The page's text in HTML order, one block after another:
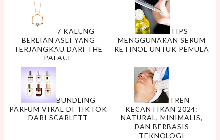
7 KALUNG
BERLIAN ASLI YANG
TERJANGKAU DARI THE
PALACE
TIPS
MENGGUNAKAN SERUM
RETINOL UNTUK PEMULA
BUNDLING
PARFUM VIRAL DI TIKTOK
DARI SCARLETT
TREN
KECANTIKAN 2024:
NATURAL, MINIMALIS,
DAN BERBASIS
TEKNOLOGI